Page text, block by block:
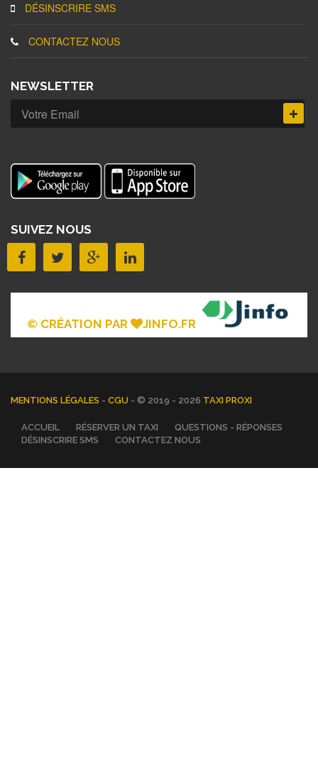
DÉSINSCRIRE SMS
CONTACTEZ NOUS
NEWSLETTER
SUIVEZ NOUS
© CRÉATION PAR JINFO.FR
MENTIONS LÉGALES - CGU - © 2019 - 2026 TAXI PROXI
ACCUEIL RÉSERVER UN TAXI
QUESTIONS - RÉPONSES
DÉSINSCRIRE SMS
CONTACTEZ NOUS